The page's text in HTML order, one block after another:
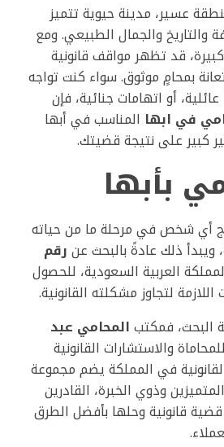
عسير، مدينة حيوية تتميز
والتاريخ والجمال الطبيعي. ومع
قد تظهر مواقف قانونية
بمحامٍ موثوق. سواء كنت تواجه
عائلية، أو اتهامات جنائية، فإن
في ابها المناسب في أبها
كبير على نتيجة قضيتك.
بأبها
أي شخص في مرحلة ما من حياته
ويبدأ ذلك عادةً بالبحث عنرقم
العربية السعودية، للحصول
لتجاوز مشكلته القانونية.
البحث، فمكتبالمحامي عبد
للمحاماة والاستشارات القانونية
في المملكة يضم مجموعة
وذوي الخبرة، القادرين
قانونية وحلها بأفضل الطرق